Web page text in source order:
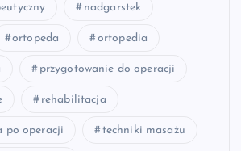
nadgarstek
ortopeda ortopedia
przygotowanie do operacji
rehabilitacja
po operacji techniki masażu